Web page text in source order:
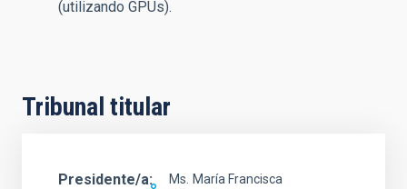
(utilizando GPUs).
Tribunal titular
Presidente/a Ms.
María Francisca